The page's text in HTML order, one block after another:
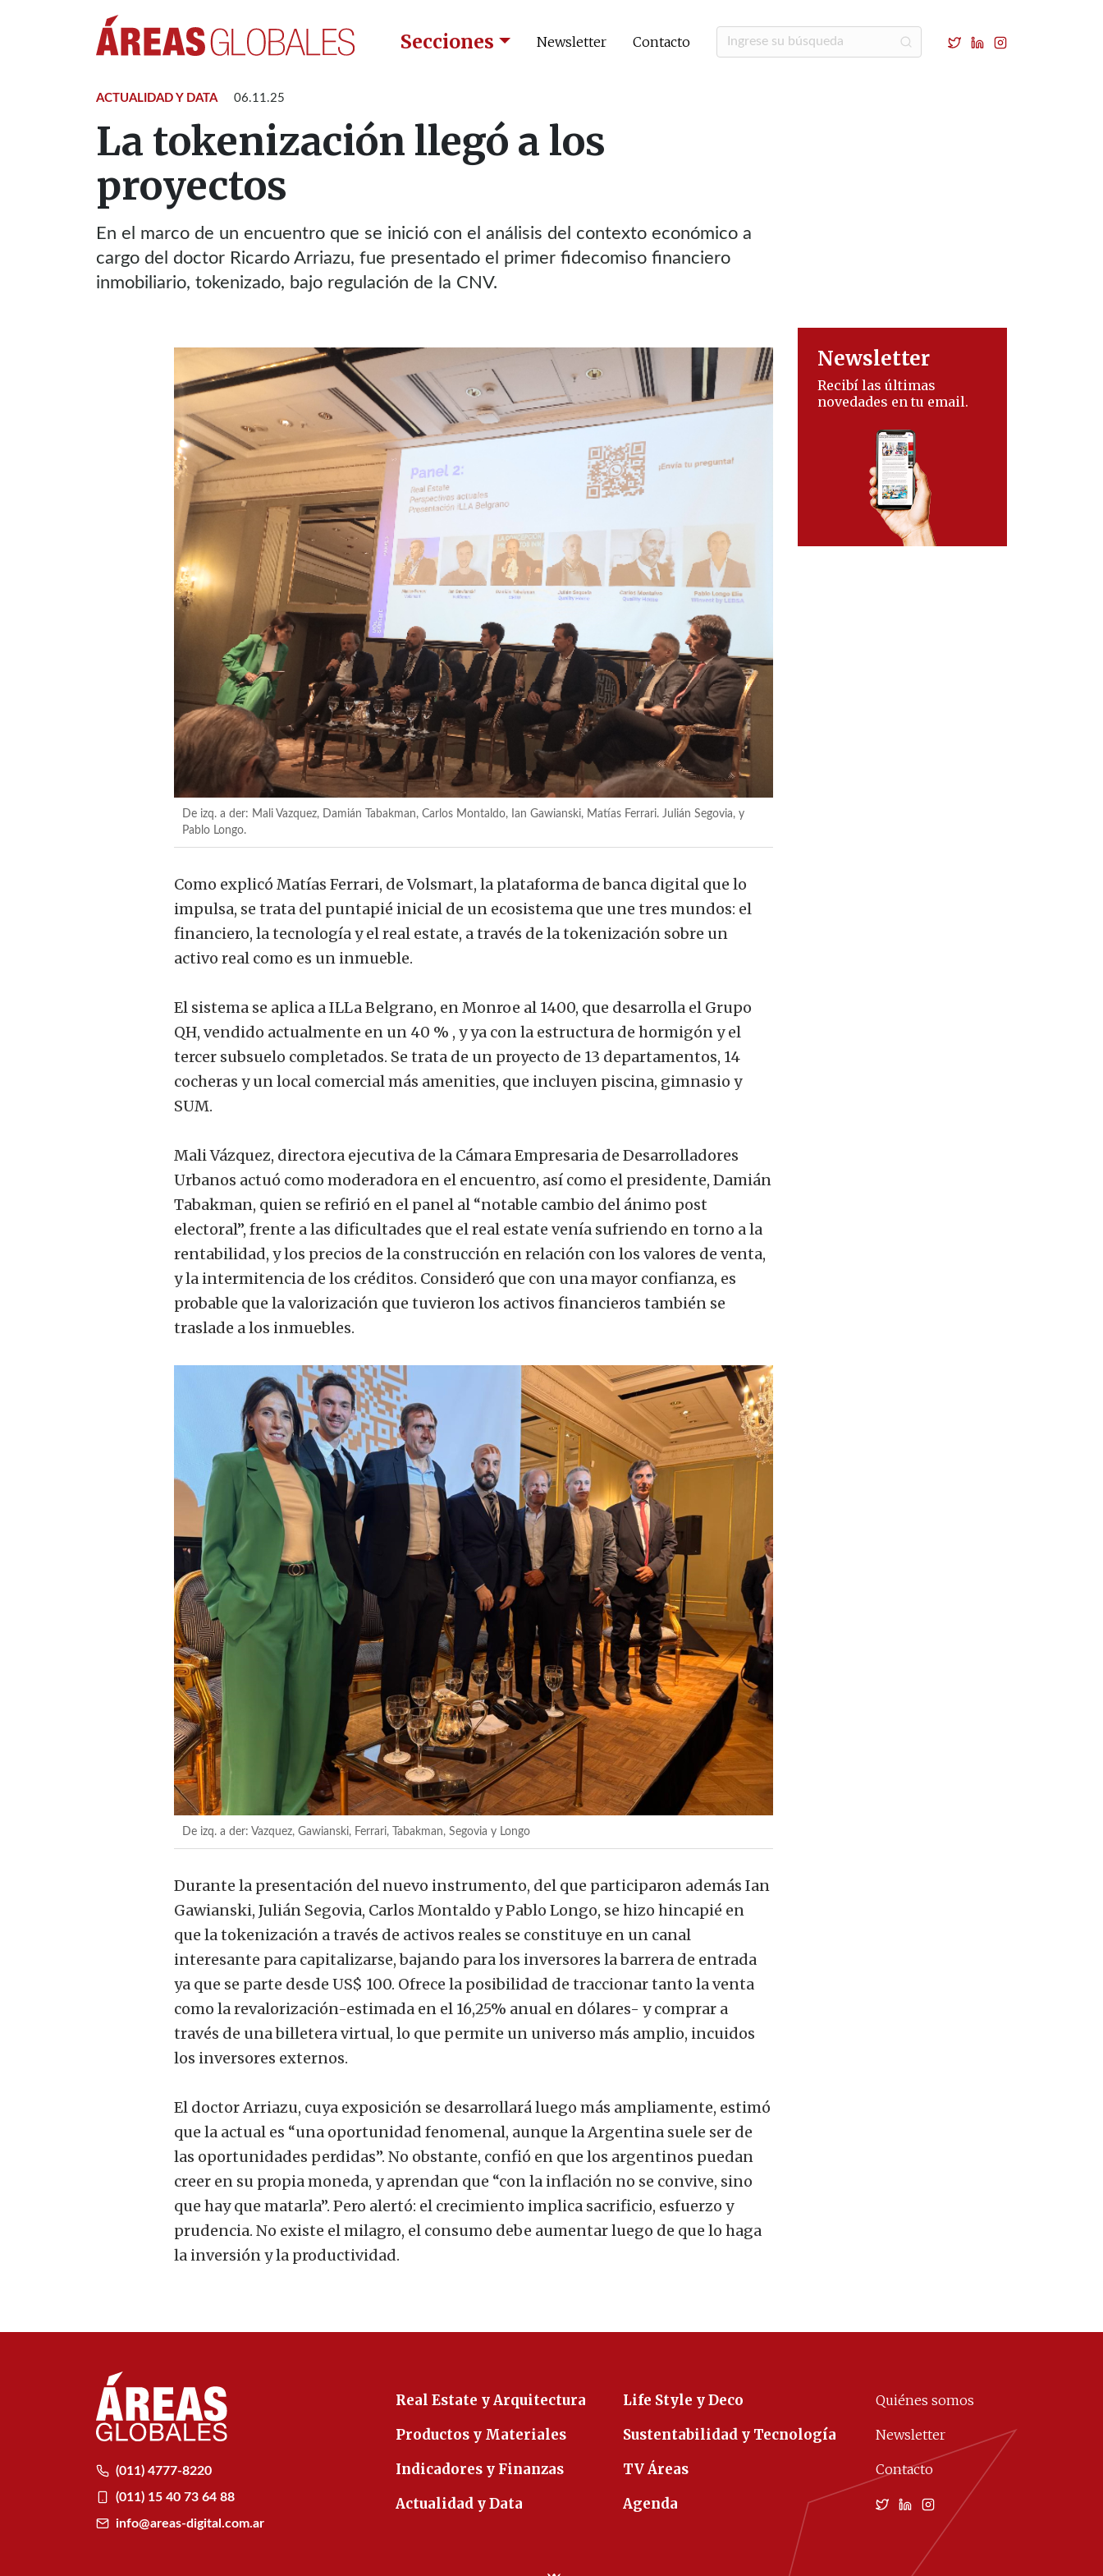
Secciones Newsletter Contacto
ACTUALIDAD Y DATA 06.11.25
La tokenización llegó a los
proyectos
En el marco de un encuentro que se inició con el análisis del contexto económico a
cargo del doctor Ricardo Arriazu, fue presentado el primer fidecomiso financiero
inmobiliario, tokenizado, bajo regulación de la CNV.
De izq. a der: Mali Vazquez, Damián Tabakman, Carlos Montaldo, Ian Gawianski, Matías Ferrari. Julián Segovia, y
Pablo Longo.
Como explicó Matías Ferrari, de Volsmart, la plataforma de banca digital que lo
impulsa, se trata del puntapié inicial de un ecosistema que une tres mundos: el
financiero, la tecnología y el real estate, a través de la tokenización sobre un
activo real como es un inmueble.
El sistema se aplica a ILLa Belgrano, en Monroe al 1400, que desarrolla el Grupo
QH, vendido actualmente en un 40 % , y ya con la estructura de hormigón y el
tercer subsuelo completados. Se trata de un proyecto de 13 departamentos, 14
cocheras y un local comercial más amenities, que incluyen piscina, gimnasio y
SUM.
Mali Vázquez, directora ejecutiva de la Cámara Empresaria de Desarrolladores
Urbanos actuó como moderadora en el encuentro, así como el presidente, Damián
Tabakman, quien se refirió en el panel al “notable cambio del ánimo post
electoral”, frente a las dificultades que el real estate venía sufriendo en torno a la
rentabilidad, y los precios de la construcción en relación con los valores de venta,
y la intermitencia de los créditos. Consideró que con una mayor confianza, es
probable que la valorización que tuvieron los activos financieros también se
traslade a los inmuebles.
De izq. a der: Vazquez, Gawianski, Ferrari, Tabakman, Segovia y Longo
Durante la presentación del nuevo instrumento, del que participaron además Ian
Gawianski, Julián Segovia, Carlos Montaldo y Pablo Longo, se hizo hincapié en
que la tokenización a través de activos reales se constituye en un canal
interesante para capitalizarse, bajando para los inversores la barrera de entrada
ya que se parte desde US$ 100. Ofrece la posibilidad de traccionar tanto la venta
como la revalorización-estimada en el 16,25% anual en dólares- y comprar a
través de una billetera virtual, lo que permite un universo más amplio, incuidos
los inversores externos.
El doctor Arriazu, cuya exposición se desarrollará luego más ampliamente, estimó
que la actual es “una oportunidad fenomenal, aunque la Argentina suele ser de
las oportunidades perdidas”. No obstante, confió en que los argentinos puedan
creer en su propia moneda, y aprendan que “con la inflación no se convive, sino
que hay que matarla”. Pero alertó: el crecimiento implica sacrificio, esfuerzo y
prudencia. No existe el milagro, el consumo debe aumentar luego de que lo haga
la inversión y la productividad.
Newsletter
Recibí las últimas
novedades en tu email.
(011) 4777-8220
(011) 15 40 73 64 88
info@areas-digital.com.ar
Real Estate y Arquitectura
Productos y Materiales
Indicadores y Finanzas
Actualidad y Data
Life Style y Deco
Sustentabilidad y Tecnología
TV Áreas
Agenda
Quiénes somos
Newsletter
Contacto